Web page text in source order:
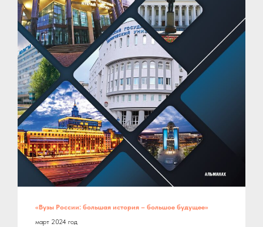
«Вузы России: большая история – большое будущее»
март 2024 год